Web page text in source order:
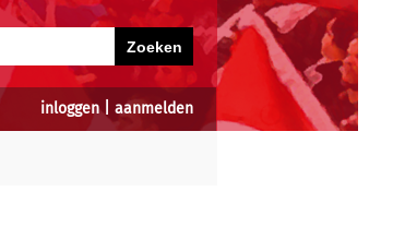
inloggen| aanmelden